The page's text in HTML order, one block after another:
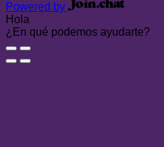
Powered by
Hola
¿En qué podemos ayudarte?